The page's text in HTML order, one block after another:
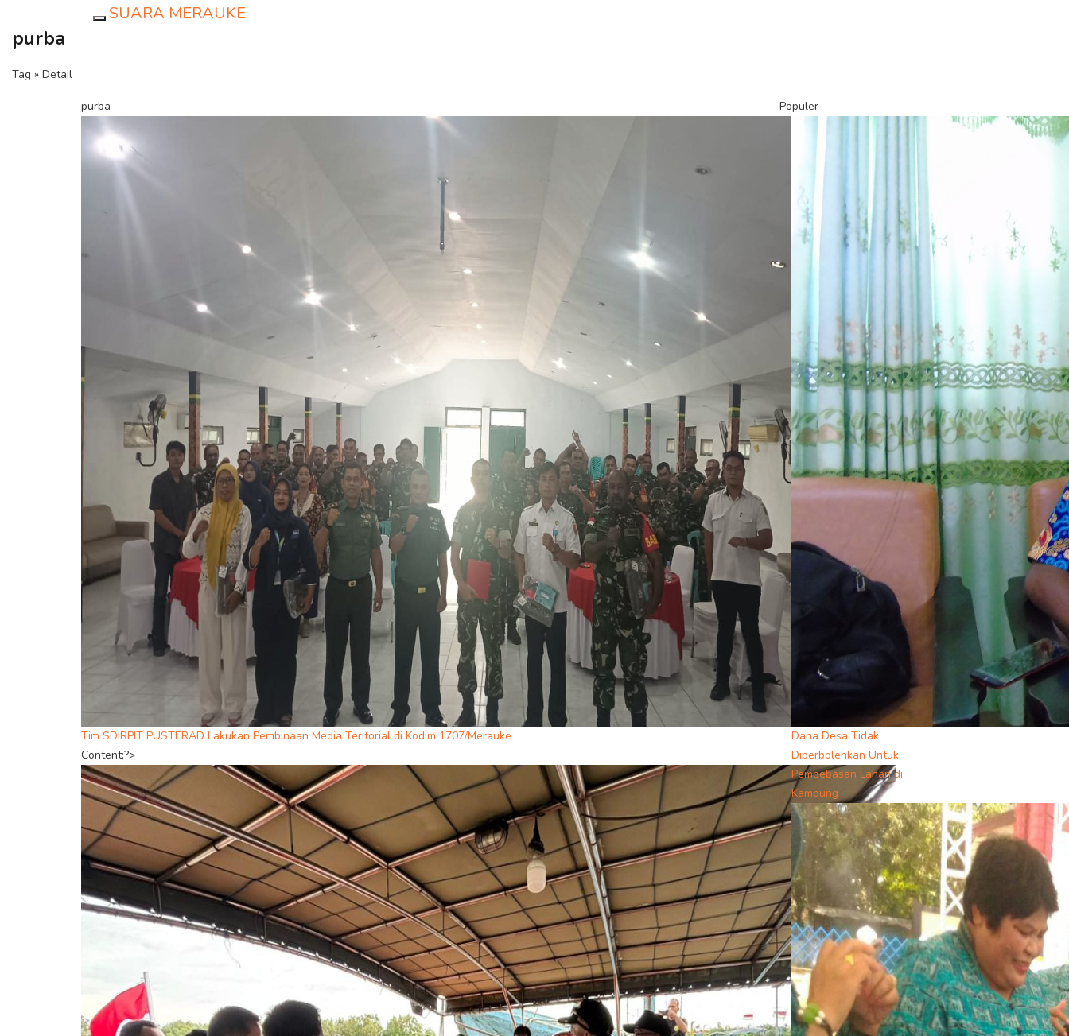
SUARA MERAUKE
purba
Tag » Detail
purba
Tim SDIRPIT PUSTERAD Lakukan Pembinaan Media Teritorial di Kodim 1707/Merauke
Content;?>
Populer
Dana Desa Tidak
Diperbolehkan Untuk
Pembebasan Lahan di
Kampung